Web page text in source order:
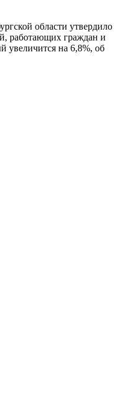
области утвердило
работающих граждан и
увеличится на 6,8%, об